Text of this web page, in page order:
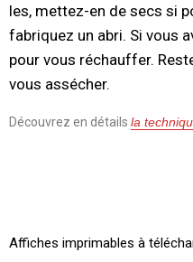
les, mettez-en de secs si
fabriquez un abri. Si vous
pour vous réchauffer.
vous assécher.
Découvrez en détails la
Affiches imprimables à